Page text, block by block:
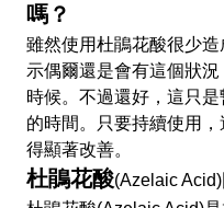
嗎？
雖然使用杜鵑花酸很少造
示偶爾還是會有這個狀
時候。不過還好，這只
的時間。只要持續使用
得顯著改善。
杜鵑花酸(Azelaic Acid)